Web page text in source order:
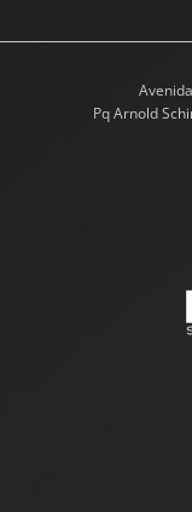
Pq Arnold